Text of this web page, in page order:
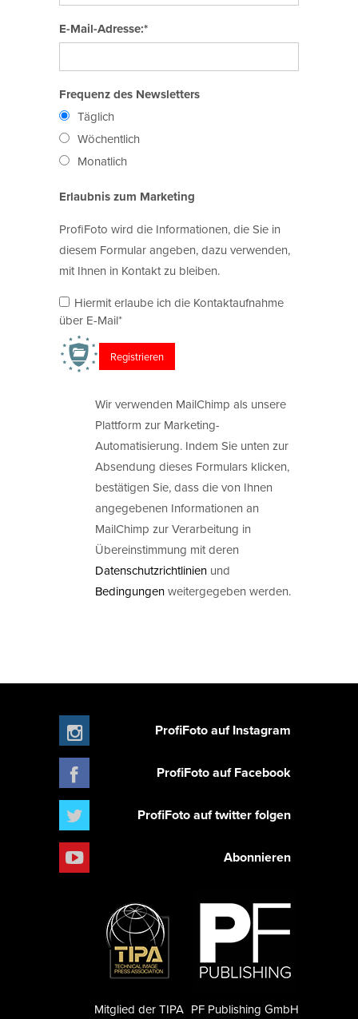
E-Mail-Adresse:*
Frequenz des Newsletters
Täglich
Wöchentlich
Monatlich
Erlaubnis zum Marketing
ProfiFoto wird die Informationen, die Sie in
diesem Formular angeben, dazu verwenden,
mit Ihnen in Kontakt zu bleiben.
Hiermit erlaube ich die Kontaktaufnahme
über E-Mail*
Wir verwenden MailChimp als unsere
Plattform zur Marketing-
Automatisierung. Indem Sie unten zur
Absendung dieses Formulars klicken,
bestätigen Sie, dass die von Ihnen
angegebenen Informationen an
MailChimp zur Verarbeitung in
Übereinstimmung mit deren
Datenschutzrichtlinien und
Bedingungenweitergegeben werden.
ProfiFoto auf Instagram
ProfiFoto auf Facebook
ProfiFoto auf twitter folgen
Abonnieren
PF Publishing GmbH
Mitglied der TIPA